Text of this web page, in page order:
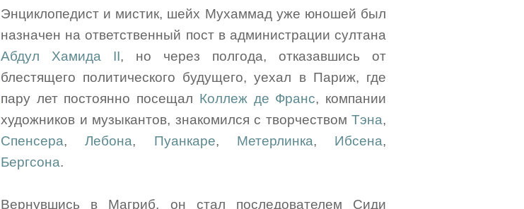
Энциклопедист и мистик, шейх Мухаммад уже юношей был
назначен на ответственный пост в администрации султана
Абдул Хамида II, но через полгода, отказавшись от
блестящего политического будущего, уехал в Париж, где
пару лет постоянно посещал Коллеж де Франс, компании
художников и музыкантов, знакомился с творчеством Тэна,
Спенсера,Лебона, Пуанкаре, Метерлинка, Ибсена,
Бергсона.
Вернувшись в Магриб, он стал последователем Сиди